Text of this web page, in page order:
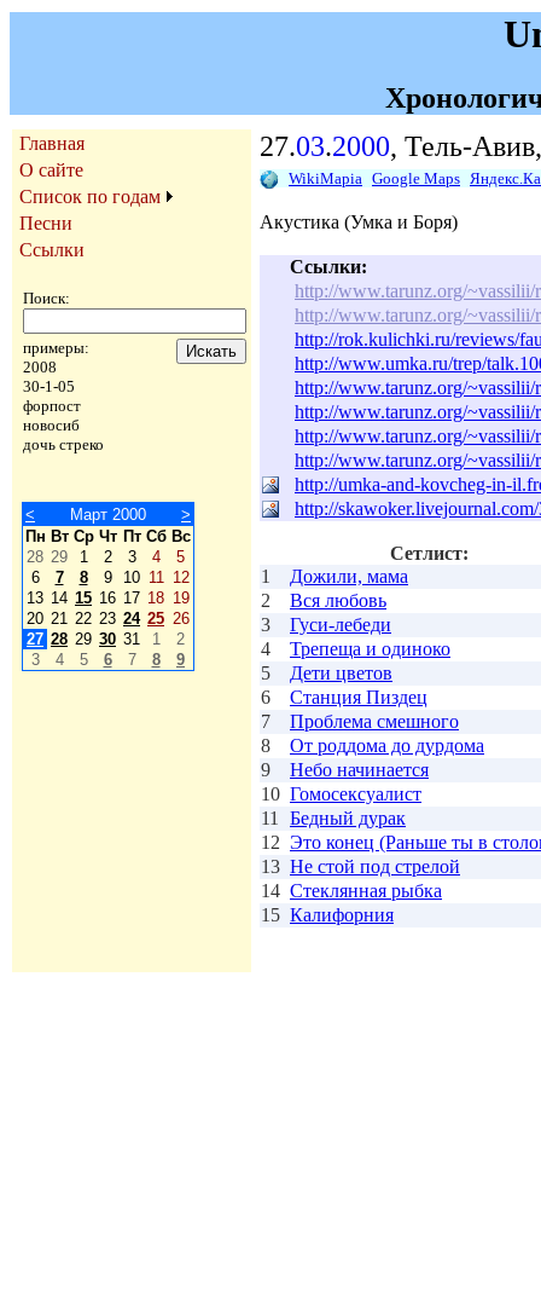
Главная
О сайте
Список по годам
Песни
Ссылки
Поиск:
примеры:
2008
30-1-05
форпост
новосиб
дочь стреко
< Март 2000
>
Пн Вт Ср Чт Пт Сб Вс
28 29 1 2 3 4
5
6
7 8 9 10 11 12
13 14 15 16 17 18 19
20 21 22 23 24 25 26
27 28 29 30 31 1
2
3
4 5 6 7 8 9
27.03.2000, Тель-
WikiMapia Google Maps
Акустика (Умка и Боря)
Ссылки:
http://www.tarunz.org/
http://www.tarunz.org/
http://rok.kulichki.ru/reviews/
http://www.umka.ru/trep/
http://www.tarunz.org/
http://www.tarunz.org/
http://www.tarunz.org/
http://www.tarunz.org/
http://umka-and-kovcheg-in-
http://
Сетлист:
1
Дожили, мама
2
Вся любовь
3
Гуси-лебеди
4
Трепеща и одиноко
5
Дети цветов
6
Станция Пиздец
7
Проблема смешного
8
От роддома до дурдома
9
Небо начинается
10 Гомосексуалист
11
Бедный дурак
12 Это конец (Раньше ты в
13 Не стой под стрелой
14 Стеклянная рыбка
15 Калифорния